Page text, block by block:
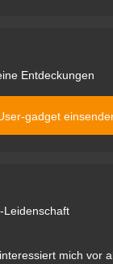
Entdeckungen
gadget
Leidenschaft
mich vor